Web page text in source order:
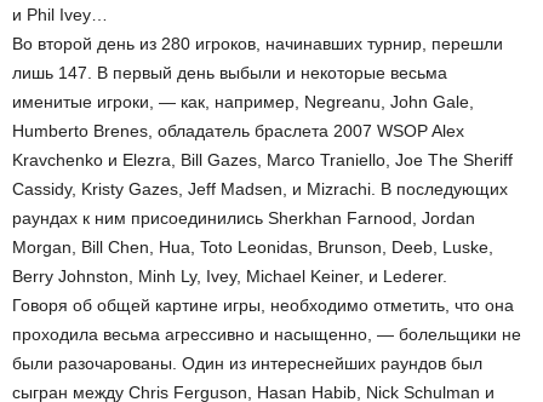
и Phil Ivey…
Во второй день из 280 игроков, начинавших турнир, перешли
лишь 147. В первый день выбыли и некоторые весьма
именитые игроки, — как, например, Negreanu, John Gale,
Humberto Brenes, обладатель браслета 2007 WSOP Alex
Kravchenko и Elezra, Bill Gazes, Marco Traniello, Joe The Sheriff
Cassidy, Kristy Gazes, Jeff Madsen, и Mizrachi. В последующих
раундах к ним присоединились Sherkhan Farnood, Jordan
Morgan, Bill Chen, Hua, Toto Leonidas, Brunson, Deeb, Luske,
Berry Johnston, Minh Ly, Ivey, Michael Keiner, и Lederer.
Говоря об общей картине игры, необходимо отметить, что она
проходила весьма агрессивно и насыщенно, — болельщики не
были разочарованы. Один из интереснейших раундов был
сыгран между Chris Ferguson, Hasan Habib, Nick Schulman и